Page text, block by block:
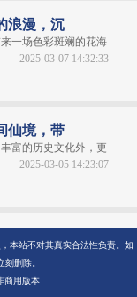
浪漫，沉
一场色彩斑斓的花海
2025-03-07 14:32:33
仙境，带
富的历史文化外，更
2025-03-05 14:23:07
本站不对其真实合法性负责。如
删除。
商用版本